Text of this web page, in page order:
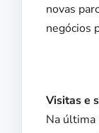
novas
negócios
Visitas e
Na última